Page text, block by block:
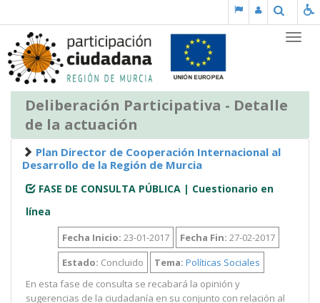
Buscar
Deliberación Participativa - Detalle
de la actuación
Plan Director de Cooperación Internacional al
Desarrollo de la Región de Murcia
FASE DE CONSULTA PÚBLICA | Cuestionario en
línea
Fecha Inicio: 23-01-2017 Fecha Fin: 27-02-2017
Estado: Concluido Tema: Políticas Sociales
En esta fase de consulta se recabará la opinión y
sugerencias de la ciudadanía en su conjunto con relación al